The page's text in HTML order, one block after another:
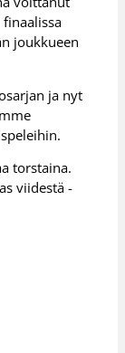
joukkueen
ja nyt
torstaina.
viidestä -